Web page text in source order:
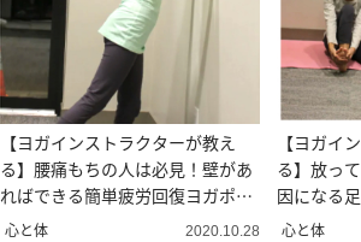
【ヨガインストラクターが教え
る】腰痛もちの人は必見！壁があ
ればできる簡単疲労回復ヨガポー
ズ3選（下半身編）
心と体 2020.10.28
【ヨガイ
る】放っ
因になる
を解消す
心と体